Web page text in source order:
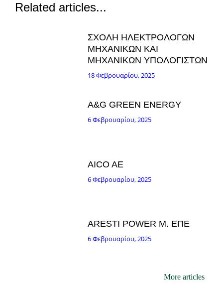
Related articles...
ΣΧΟΛΗ ΗΛΕΚΤΡΟΛΟΓΩΝ
ΜΗΧΑΝΙΚΩΝ ΚΑΙ
ΜΗΧΑΝΙΚΩΝ ΥΠΟΛΟΓΙΣΤΩΝ
18 Φεβρουαρίου, 2025
A&G GREEN ENERGY
6 Φεβρουαρίου, 2025
AICO AE
6 Φεβρουαρίου, 2025
ARESTI POWER Μ. ΕΠΕ
6 Φεβρουαρίου, 2025
More articles